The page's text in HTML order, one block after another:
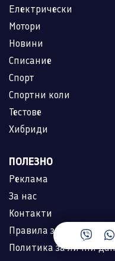
Електрически
Мотори
Новини
Списание
Спорт
Спортни коли
Тестове
Хибриди
ПОЛЕЗНО
Реклама
За нас
Контакти
Правила за ползване
Политика за лични